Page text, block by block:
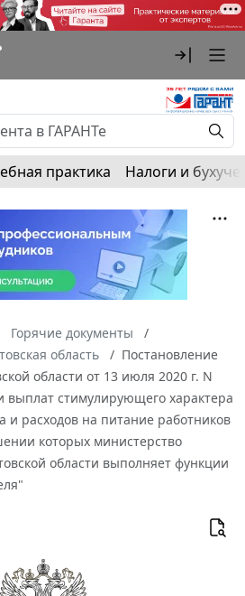
практика Налоги и
Горячие документы
область
Постановление
области от 13 июля 2020 г. N
выплат стимулирующего характера
и расходов на питание работников
которых министерство
области выполняет функции